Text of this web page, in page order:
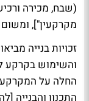
מקרקעין"],
זכויות בנייה
והשימוש בקרקע
החלה על
התכנון והבנייה